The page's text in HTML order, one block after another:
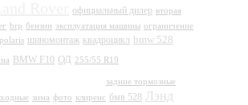
официальный дилер вторая
brp бензин эксплуатация машины ограничение
polaris шиномонтаж квадроцикл bmw 528
BMW F10 ОД 255/55 R19
задние тормозные
зима фото клиренс бмв 528 Лэнд